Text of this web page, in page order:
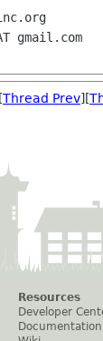
gmail.com
Thread Prev][
Resources
Developer
Documentation